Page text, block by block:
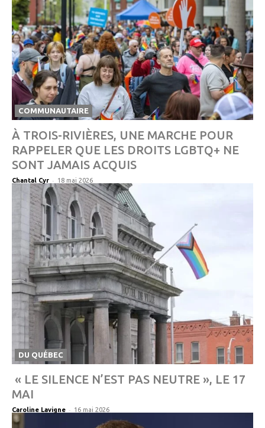
COMMUNAUTAIRE
À TROIS-RIVIÈRES, UNE MARCHE POUR
RAPPELER QUE LES DROITS LGBTQ+ NE
SONT JAMAIS ACQUIS
Chantal Cyr - 18 mai 2026
DU QUÉBEC
« LE SILENCE N’EST PAS NEUTRE », LE 17
MAI
Caroline Lavigne - 16 mai 2026